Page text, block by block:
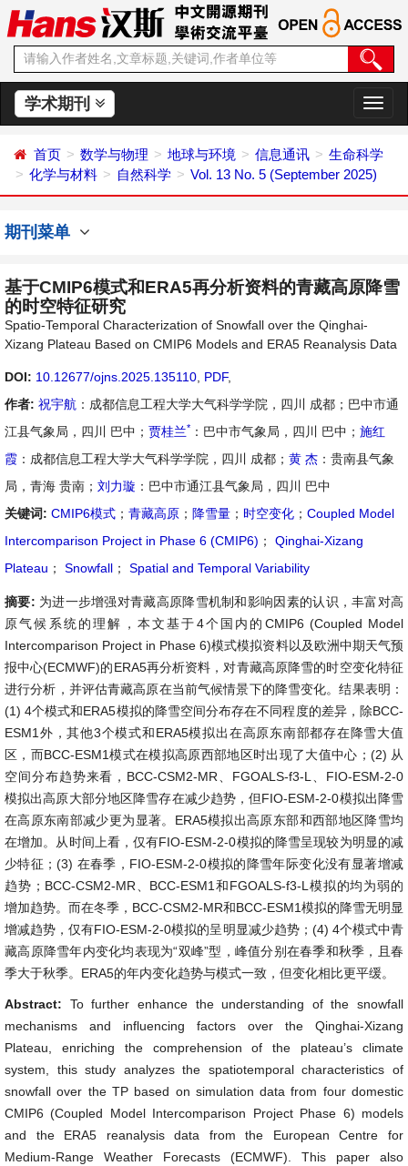
学术期刊
切
换
航
首页 数学与物理 地球与环境 信息通讯
生命科学
化学与材料
自然科学 Vol. 13 No. 5 (September 2025)
期刊菜单
基于CMIP6模式和ERA5再分析资料的青藏高原降雪
的时空特征研究
Spatio-Temporal Characterization of Snowfall over the Qinghai-
Xizang Plateau Based on CMIP6 Models and ERA5 Reanalysis Data
DOI: 10.12677/ojns.2025.135110 PDF,
作者: 祝宇航 ：成都信息工程大学大气科学学院，四川 成都；巴中市通
江县气象局，四川 巴中； 贾桂兰* ：巴中市气象局，四川 巴中； 施红
霞 ：成都信息工程大学大气科学学院，四川 成都； 黄 杰 ：贵南县气象
局，青海 贵南； 刘力璇 ：巴中市通江县气象局，四川 巴中
关键词: CMIP6模式 ； 青藏高原 ； 降雪量 ； 时空变化 ； Coupled Model
Intercomparison Project in Phase 6 (CMIP6) ；
Qinghai-Xizang
Plateau ； Snowfall ； Spatial and Temporal Variability
摘要: 为进一步增强对青藏高原降雪机制和影响因素的认识，丰富对高
原气候系统的理解，本文基于4个国内的CMIP6 (Coupled Model
Intercomparison Project in Phase 6)模式模拟资料以及欧洲中期天气预
报中心(ECMWF)的ERA5再分析资料，对青藏高原降雪的时空变化特征
进行分析，并评估青藏高原在当前气候情景下的降雪变化。结果表明：
(1) 4个模式和ERA5模拟的降雪空间分布存在不同程度的差异，除BCC-
ESM1外，其他3个模式和ERA5模拟出在高原东南部都存在降雪大值
区，而BCC-ESM1模式在模拟高原西部地区时出现了大值中心；(2) 从
空间分布趋势来看，BCC-CSM2-MR、FGOALS-f3-L、FIO-ESM-2-0
模拟出高原大部分地区降雪存在减少趋势，但FIO-ESM-2-0模拟出降雪
在高原东南部减少更为显著。ERA5模拟出高原东部和西部地区降雪均
在增加。从时间上看，仅有FIO-ESM-2-0模拟的降雪呈现较为明显的减
少特征；(3) 在春季，FIO-ESM-2-0模拟的降雪年际变化没有显著增减
趋势；BCC-CSM2-MR、BCC-ESM1和FGOALS-f3-L模拟的均为弱的
增加趋势。而在冬季，BCC-CSM2-MR和BCC-ESM1模拟的降雪无明显
增减趋势，仅有FIO-ESM-2-0模拟的呈明显减少趋势；(4) 4个模式中青
藏高原降雪年内变化均表现为“双峰”型，峰值分别在春季和秋季，且春
季大于秋季。ERA5的年内变化趋势与模式一致，但变化相比更平缓。
Abstract: To further enhance the understanding of the snowfall
mechanisms and influencing factors over the Qinghai-Xizang
Plateau, enriching the comprehension of the plateau’s climate
system, this study analyzes the spatiotemporal characteristics of
snowfall over the TP based on simulation data from four domestic
CMIP6 (Coupled Model Intercomparison Project Phase 6) models
and the ERA5 reanalysis data from the European Centre for
Medium-Range Weather Forecasts (ECMWF). This paper also